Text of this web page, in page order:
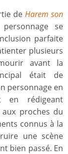
de Harem son
se
parfaite
plusieurs
avant la
était de
personnage en
en rédigeant
aux proches du
connus à la
une scène
bien passé. En